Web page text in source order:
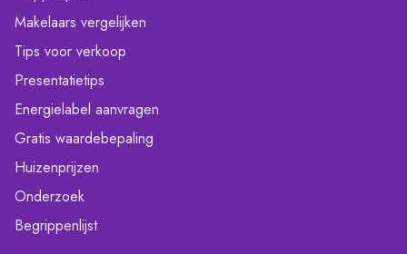
Makelaars vergelijken
Tips voor verkoop
Presentatietips
Energielabel aanvragen
Gratis waardebepaling
Huizenprijzen
Onderzoek
Begrippenlijst